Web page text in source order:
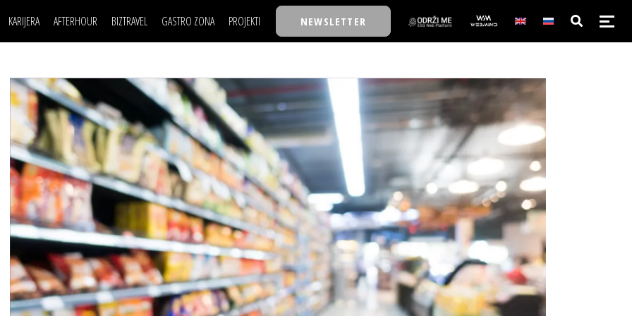
KARIJERA
LJUDI (HR)
MOJ UGAO
USAVRŠAVANJE
KNOW-HOW
AFTERHOUR
KNJIGE
AUTO SVET
STIL
WELLBEING
BIZTRAVEL GASTRO ZONA PROJEKTI
TASTY TALKS
30 ISPOD 30
BACK TO OFFICE/SCHOOL
BIZBENDOVI
BIZKOLEGIJUM
BMW BIZNIS LIGA
BIZLIFE WEEK
IZJAVA GODINE
NEWSLETTER
POSAO
MOJ UGAO
USAVRŠAVANJE
KNOW-HOW
FILM I SCENA
AUTO SVET
STIL
WELLBEING
NAJKOLEGA
30 ISPOD 30
BACK TO OFFICE/SCHOOL
BIZBENDOVI
BIZKOLEGIJUM
BMW BIZNIS LIGA
BIZLIFE WEEK
IZJAVA GODINE